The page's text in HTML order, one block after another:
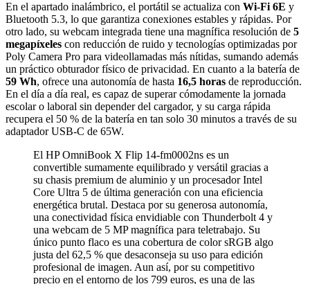
En el apartado inalámbrico, el portátil se actualiza con Wi-Fi 6E y
Bluetooth 5.3, lo que garantiza conexiones estables y rápidas. Por
otro lado, su webcam integrada tiene una magnífica resolución de 5
megapíxeles con reducción de ruido y tecnologías optimizadas por
Poly Camera Pro para videollamadas más nítidas, sumando además
un práctico obturador físico de privacidad. En cuanto a la batería de
59 Wh, ofrece una autonomía de hasta 16,5 horas de reproducción.
En el día a día real, es capaz de superar cómodamente la jornada
escolar o laboral sin depender del cargador, y su carga rápida
recupera el 50 % de la batería en tan solo 30 minutos a través de su
adaptador USB-C de 65W.
El HP OmniBook X Flip 14-fm0002ns es un
convertible sumamente equilibrado y versátil gracias a
su chasis premium de aluminio y un procesador Intel
Core Ultra 5 de última generación con una eficiencia
energética brutal. Destaca por su generosa autonomía,
una conectividad física envidiable con Thunderbolt 4 y
una webcam de 5 MP magnífica para teletrabajo. Su
único punto flaco es una cobertura de color sRGB algo
justa del 62,5 % que desaconseja su uso para edición
profesional de imagen. Aun así, por su competitivo
precio en el entorno de los 799 euros, es una de las